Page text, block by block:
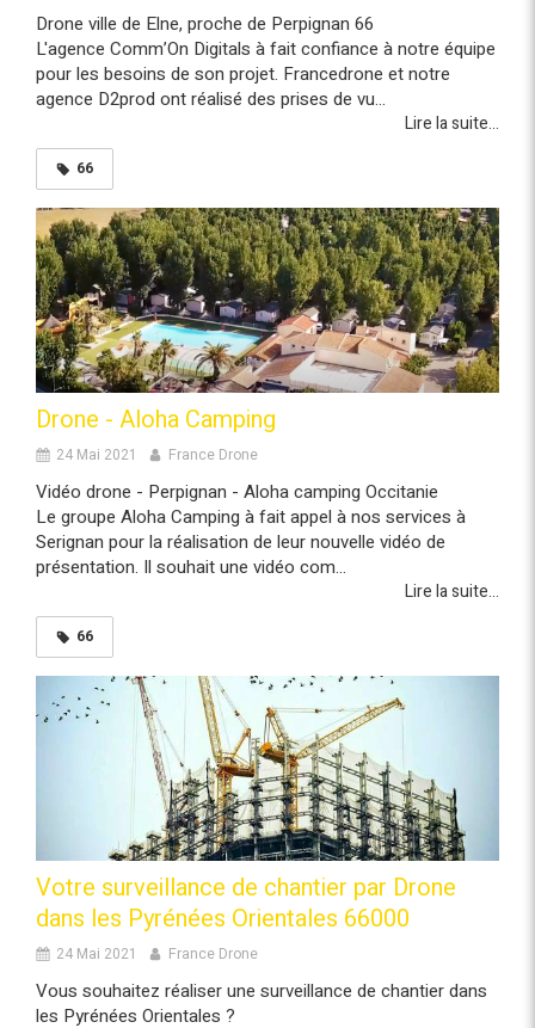
Drone ville de Elne, proche de Perpignan 66
L'agence Comm’On Digitals à fait confiance à notre équipe
pour les besoins de son projet. Francedrone et notre
agence D2prod ont réalisé des prises de vu...
Lire la suite...
66
Drone - Aloha Camping
24 Mai 2021 France Drone
Vidéo drone - Perpignan - Aloha camping Occitanie
Le groupe Aloha Camping à fait appel à nos services à
Serignan pour la réalisation de leur nouvelle vidéo de
présentation. Il souhait une vidéo com...
Lire la suite...
66
Votre surveillance de chantier par Drone
dans les Pyrénées Orientales 66000
24 Mai 2021 France Drone
Vous souhaitez réaliser une surveillance de chantier dans
les Pyrénées Orientales ?